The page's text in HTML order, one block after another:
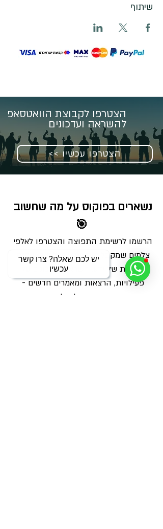
יש לכם שאלה? צרו קשר
עכשיו
שיתוף
הצטרפו לקבוצת הוואטסאפ
להשראה ועדכונים
<< הצטרפו עכשיו
🎯
פעילויות, הרצאות ומאמרים חדשים -
ישירות למייל